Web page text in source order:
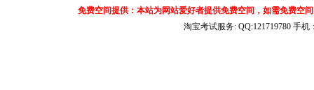
免费空间提供：本站为网站爱好者提供免费空间，如需免费空
淘宝考试服务: QQ:121719780 手